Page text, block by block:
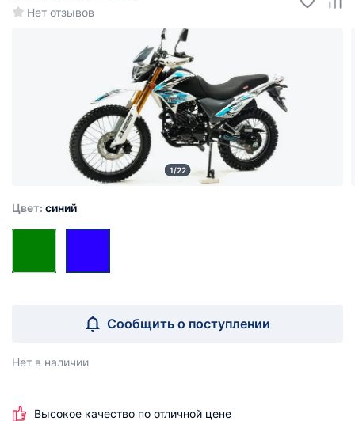
Нет отзывов
1/22
Цвет: синий
Сообщить о поступлении
Нет в наличии
Высокое качество по отличной цене